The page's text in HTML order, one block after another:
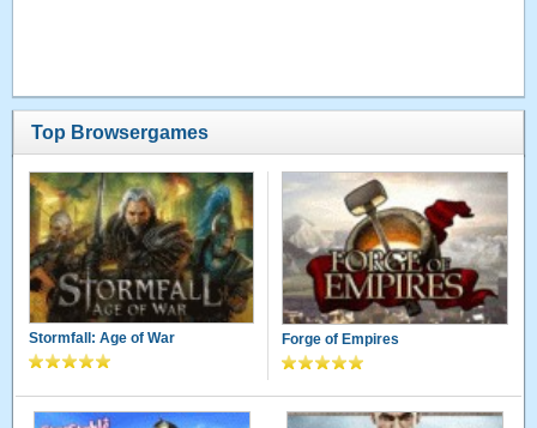
Top Browsergames
Stormfall: Age of War Forge of Empires